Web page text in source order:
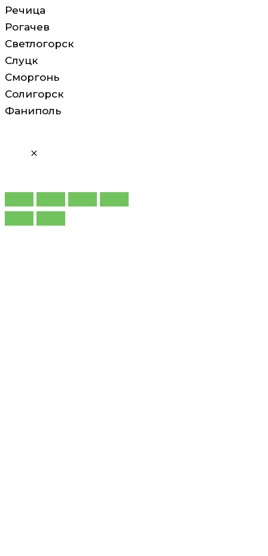
Речица
Рогачев
Светлогорск
Слуцк
Сморгонь
Солигорск
Фаниполь